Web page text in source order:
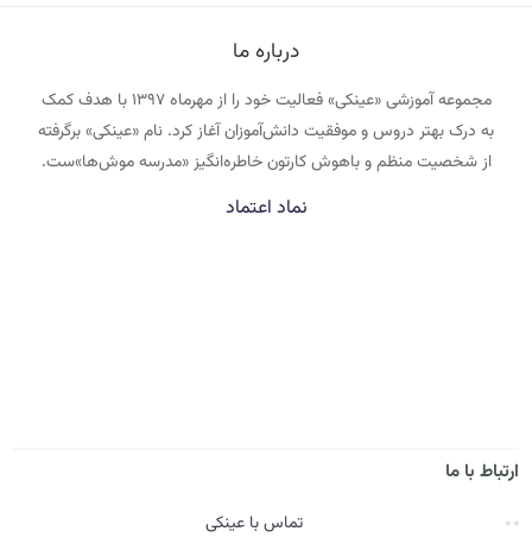
درباره ما
مجموعه آموزشی «عینکی» فعالیت خود را از مهرماه ۱۳۹۷ با هدف کمک
به درک بهتر دروس و موفقیت دانش‌آموزان آغاز کرد. نام «عینکی» برگرفته
از شخصیت منظم و باهوش کارتون خاطره‌انگیز «مدرسه موش‌ها»ست.
نماد اعتماد
ارتباط با ما
تماس با عینکی